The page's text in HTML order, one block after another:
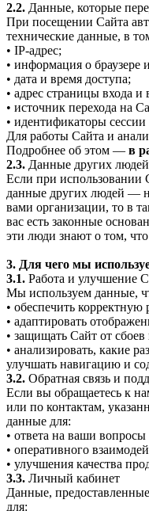
2.2. Данные, которые
При посещении Сайта
технические данные, в
• IP-адрес;
• информация о браузере
• дата и время доступа;
• адрес страницы входа и
• источник перехода на
• идентификаторы
Для работы Сайта и
Подробнее об этом — в
2.3. Данные других людей
Если при использовании
данные других людей —
вами организации, то в
вас есть законные
эти люди знают о том,
3. Для чего мы
3.1. Работа и улучшение
Мы используем данные,
• обеспечить корректную
• адаптировать
• защищать Сайт от
• анализировать, какие
улучшать навигацию и
3.2. Обратная связь и
Если вы обращаетесь к
или по контактам,
данные для:
• ответа на ваши
• оперативного
• улучшения качества
3.3. Личный кабинет
Данные,
для: